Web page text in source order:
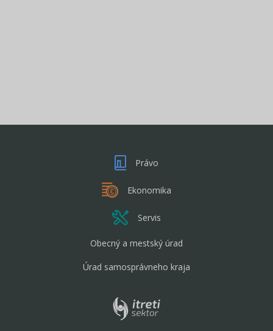
Právo
Ekonomika
Servis
Obecný a mestský úrad
Úrad samosprávneho kraja